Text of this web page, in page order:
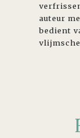
auteur
bedient